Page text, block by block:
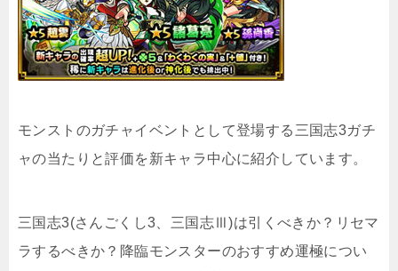
モンストのガチャイベントとして登場する三国志3ガチ
ャの当たりと評価を新キャラ中心に紹介しています。
三国志3(さんごくし3、三国志Ⅲ)は引くべきか？リセマ
ラするべきか？降臨モンスターのおすすめ運極につい